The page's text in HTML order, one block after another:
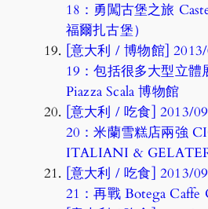
18：勇闖古堡之旅
福爾扎古堡）
[意大利 / 博物館]
19：包括很多大型立體
Piazza Scala 博物館
[意大利 / 吃食] 2013/
20：米蘭雪糕店兩強
ITALIANI &
[意大利 / 吃食] 2013/
21：再戰 Botega Caffe